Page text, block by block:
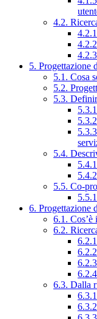
4.2.
5. Progettazione
5.1. Cosa
5.2.
5.3.
5.4.
5.5. Co-
6. Progettazione
6.1. Cos’è
6.2.
6.3. Dalla